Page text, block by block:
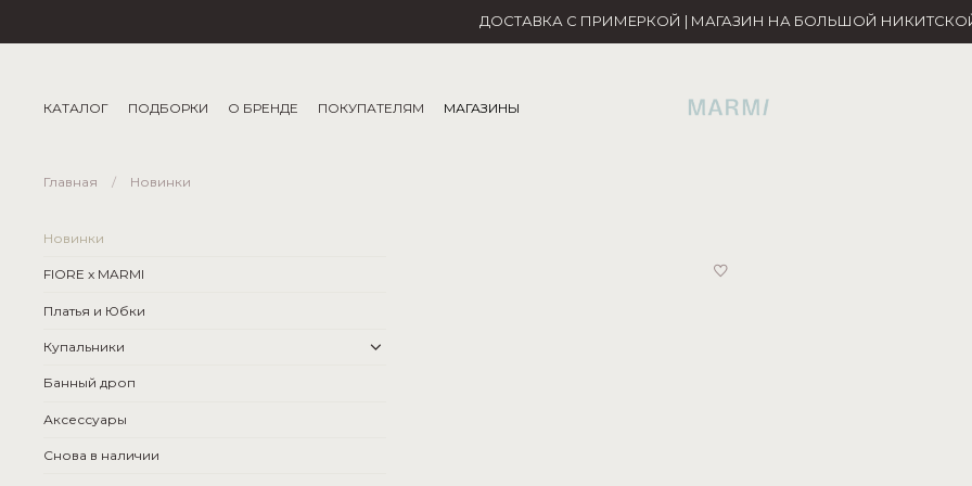
ДОСТАВКА С ПРИМЕРКОЙ | МАГАЗИН НА БОЛЬШОЙ
КАТАЛОГ ПОДБОРКИ О БРЕНДЕ ПОКУПАТЕЛЯМ МАГАЗИНЫ
Главная Новинки
Новинки
FIORE x MARMI
Платья и Юбки
Купальники
Банный дроп
Аксессуары
Снова в наличии